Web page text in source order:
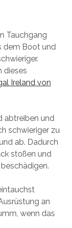
Tauchgang
dem Boot und
dieses
Ireland von
abtreiben und
schwieriger zu
ab. Dadurch
stoßen und
an
wenn das